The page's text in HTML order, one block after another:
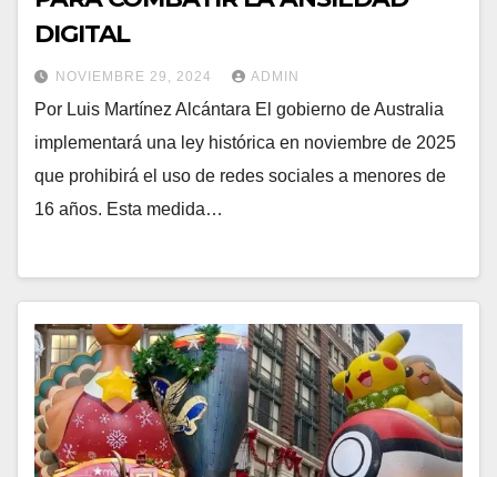
DIGITAL
NOVIEMBRE 29, 2024 ADMIN
Por Luis Martínez Alcántara El gobierno de Australia
implementará una ley histórica en noviembre de 2025
que prohibirá el uso de redes sociales a menores de
16 años. Esta medida…